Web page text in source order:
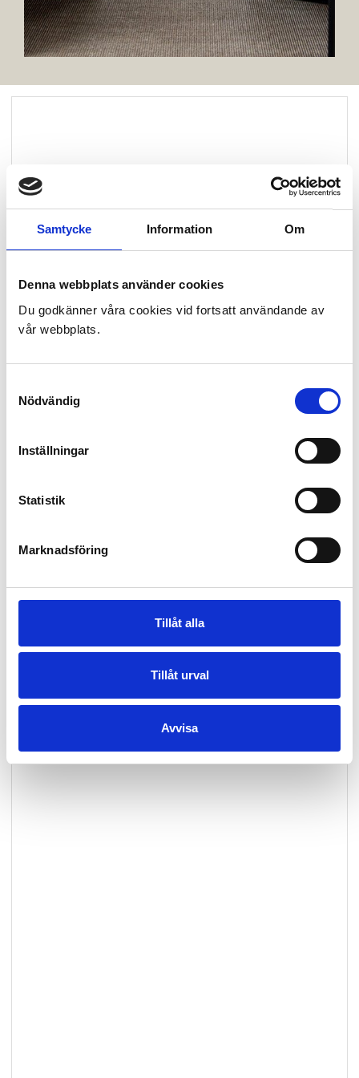
Samtycke Information Om
Denna webbplats använder cookies
Du godkänner våra cookies vid fortsatt användande av
vår webbplats.
Nödvändig
Inställningar
Statistik
Marknadsföring
Tillåt alla
Tillåt urval
Avvisa
Visa fler